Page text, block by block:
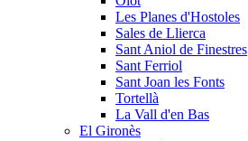
Les Planes d'Hostoles
Sales de Llierca
Sant Aniol de Finestres
Sant Ferriol
Sant Joan les Fonts
Tortellà
La Vall d'en Bas
El Gironès